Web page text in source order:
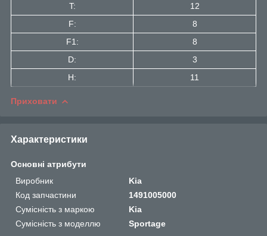
T:
12
F:
8
F1:
8
D:
3
H:
11
Приховати
Характеристики
Основні атрибути
Виробник
Kia
Код запчастини
1491005000
Сумісність з маркою
Kia
Сумісність з моделлю
Sportage